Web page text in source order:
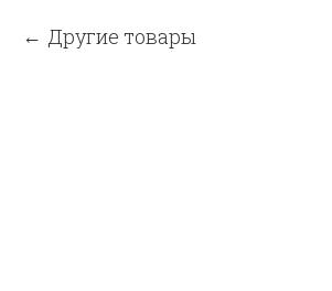
Другие товары